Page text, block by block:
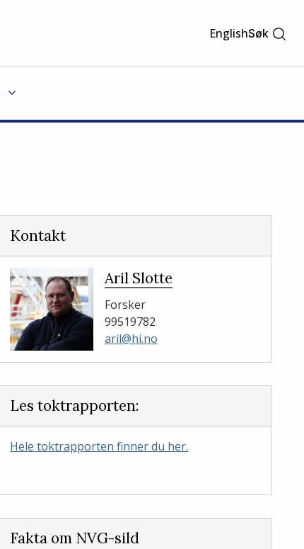
EnglishSøk
Kontakt
Aril Slotte
Forsker
99519782
aril@hi.no
Les toktrapporten:
Hele toktrapporten finner du her.
Fakta om NVG-sild